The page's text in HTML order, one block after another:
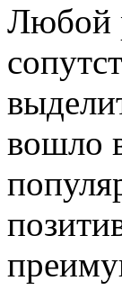
Любой
вошло